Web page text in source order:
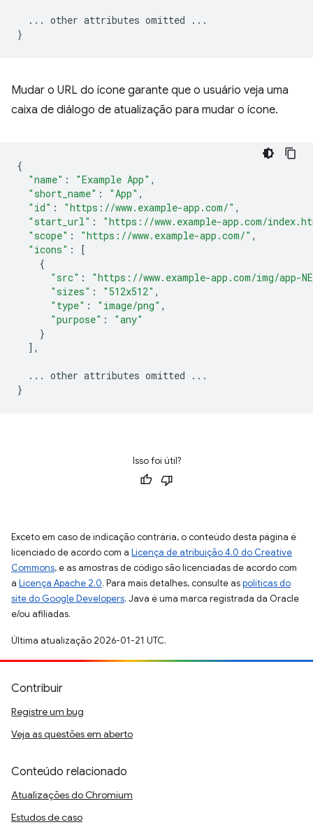
... other attributes omitted
...
}
Mudar o URL do ícone garante que o usuário veja uma
caixa de diálogo de atualização para mudar o ícone.
{
"name" : "Example App" ,
"short_name" : "App" ,
"id" : "https://www.example-app.com/" ,
"start_url" :
"https://www.example-app.com/
"scope" : "https://www.example-app.com/" ,
"icons" :
[
{
"src" :
"https://www.example-app.com/img/app-
"sizes" : "512x512" ,
"type" : "image/png" ,
"purpose" :
"any"
}
],
... other attributes omitted
...
}
Isso foi útil?
Exceto em caso de indicação contrária, o conteúdo desta página é
licenciado de acordo com a Licença de atribuição 4.0 do Creative
Commons, e as amostras de código são licenciadas de acordo com
a Licença Apache 2.0. Para mais detalhes, consulte aspolíticas do
site do Google Developers. Java é uma marca registrada da Oracle
e/ou afiliadas.
Última atualização 2026-01-21 UTC.
Contribuir
Registre um bug
Veja as questões em aberto
Conteúdo relacionado
Atualizações do Chromium
Estudos de caso